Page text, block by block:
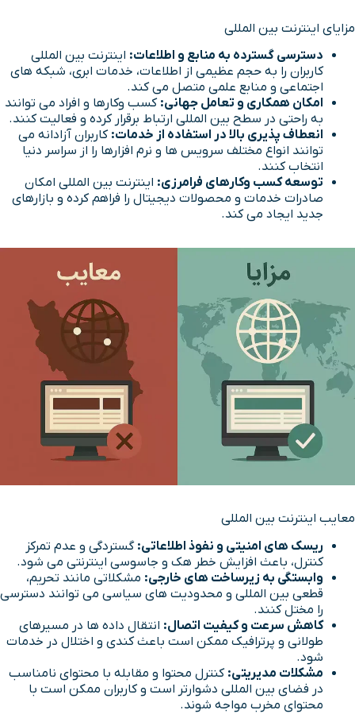
مزایای اینترنت بین المللی
دسترسی گسترده به منابع و اطلاعات: اینترنت بین المللی
کاربران را به حجم عظیمی از اطلاعات، خدمات ابری، شبکه های
اجتماعی و منابع علمی متصل می کند.
امکان همکاری و تعامل جهانی: کسب وکارها و افراد می توانند
به راحتی در سطح بین المللی ارتباط برقرار کرده و فعالیت کنند.
انعطاف پذیری بالا در استفاده از خدمات: کاربران آزادانه می
توانند انواع مختلف سرویس ها و نرم افزارها را از سراسر دنیا
انتخاب کنند.
توسعه کسب وکارهای فرامرزی: اینترنت بین المللی امکان
صادرات خدمات و محصولات دیجیتال را فراهم کرده و بازارهای
جدید ایجاد می کند.
معایب اینترنت بین المللی
ریسک های امنیتی و نفوذ اطلاعاتی: گستردگی و عدم تمرکز
کنترل، باعث افزایش خطر هک و جاسوسی اینترنتی می شود.
وابستگی به زیرساخت های خارجی: مشکلاتی مانند تحریم،
قطعی بین المللی و محدودیت های سیاسی می توانند دسترسی
را مختل کنند.
کاهش سرعت و کیفیت اتصال: انتقال داده ها در مسیرهای
طولانی و پرترافیک ممکن است باعث کندی و اختلال در خدمات
شود.
مشکلات مدیریتی: کنترل محتوا و مقابله با محتوای نامناسب
در فضای بین المللی دشوارتر است و کاربران ممکن است با
محتوای مخرب مواجه شوند.